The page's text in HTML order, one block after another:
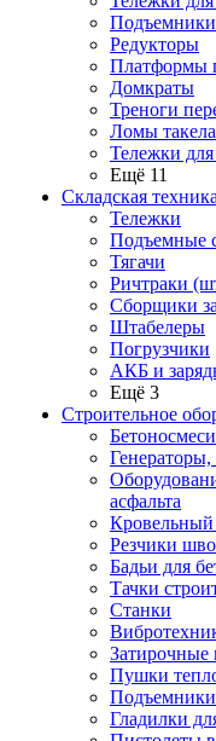
Подъемники
Редукторы
Платформы
Домкраты
Треноги
Ломы
Тележки
Ещё 11
Складская техника
Тележки
Подъемные
Тягачи
Ричтраки
Сборщики
Штабелеры
Погрузчики
АКБ и
Ещё 3
Строительное
асфальта
Кровельный
Резчики
Бадьи для
Тачки
Станки
Затирочные
Пушки
Подъемники
Гладилки